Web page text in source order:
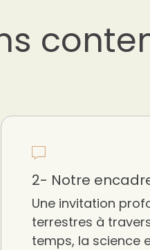
2- Notre
Une invitation
terrestres à
temps, la science